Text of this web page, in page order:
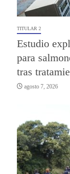
TITULAR 2
Estudio
para
tras
agosto 7, 2026